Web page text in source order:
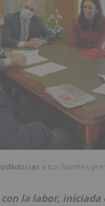
a tus fuentes
la labor, iniciada